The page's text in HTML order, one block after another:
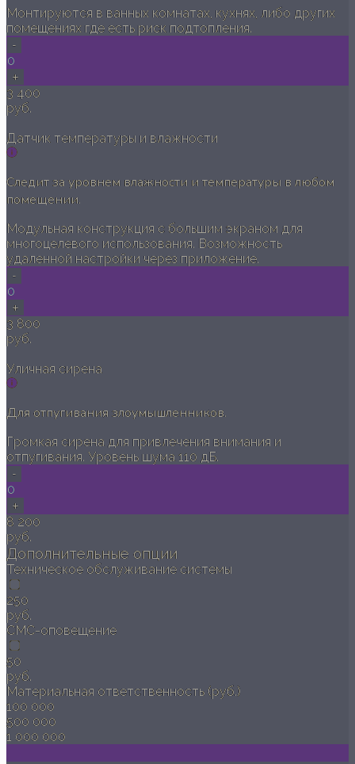
Монтируются в ванных комнатах, кухнях, либо других
помещениях где есть риск подтопления.
-
0
+
3 400
руб.
Датчик температуры и влажности
Следит за уровнем влажности и температуры в любом
помещении.
Модульная конструкция с большим экраном для
многоцелевого использования. Возможность
удаленной настройки через приложение.
-
0
+
3 800
руб.
Уличная сирена
Для отпугивания злоумышленников.
Громкая сирена для привлечения внимания и
отпугивания. Уровень шума 110 дБ.
-
0
+
8 200
руб.
Дополнительные опции
Техническое обслуживание системы
250
руб.
СМС-оповещение
50
руб.
Материальная ответственность (руб.)
100 000
500 000
1 000 000